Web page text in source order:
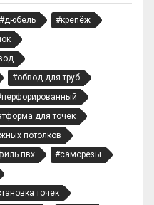
#дюбель
#крепёж
#обвод для труб
для точек
потолков
пвх
#саморезы
точек